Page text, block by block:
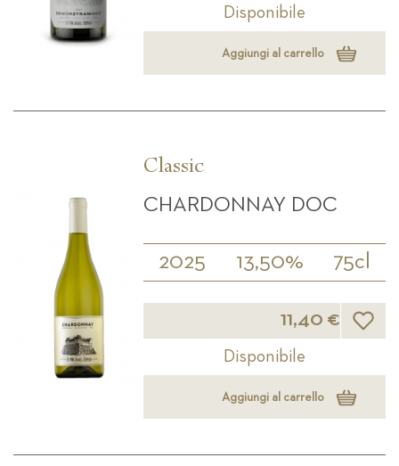
Disponibile
Aggiungi al carrello
Classic
CHARDONNAY DOC
2025 13,50% 75cl
11,40 € Lista
Disponibile
Aggiungi al carrello